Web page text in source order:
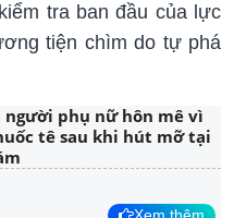
tra ban đầu của lực
tiện chìm do tự phá
người phụ nữ hôn mê vì
tê sau khi hút mỡ tại